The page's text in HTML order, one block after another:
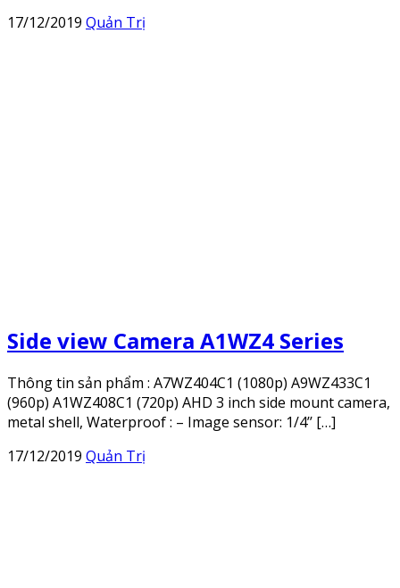
17/12/2019 Quản Trị
Side view Camera A1WZ4 Series
Thông tin sản phẩm : A7WZ404C1 (1080p) A9WZ433C1
(960p) A1WZ408C1 (720p) AHD 3 inch side mount camera,
metal shell, Waterproof : – Image sensor: 1/4’’ […]
17/12/2019 Quản Trị